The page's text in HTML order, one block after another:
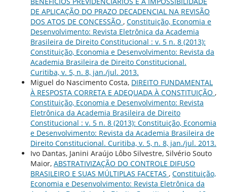
DE APLICAÇÃO DO PRAZO DECADENCIAL NA REVISÃO
DOS ATOS DE CONCESSÃO , Constituição, Economia e
Desenvolvimento: Revista Eletrônica da Academia
Brasileira de Direito Constitucional : v. 5 n. 8 (2013):
Constituição, Economia e Desenvolvimento: Revista da
Academia Brasileira de Direito Constitucional.
Curitiba, v. 5, n. 8, jan./jul. 2013.
Miguel do Nascimento Costa, DIREITO FUNDAMENTAL
À RESPOSTA CORRETA E ADEQUADA À CONSTITUIÇÃO ,
Constituição, Economia e Desenvolvimento: Revista
Eletrônica da Academia Brasileira de Direito
Constitucional : v. 5 n. 8 (2013): Constituição, Economia
e Desenvolvimento: Revista da Academia Brasileira de
Direito Constitucional. Curitiba, v. 5, n. 8, jan./jul. 2013.
Ivo Dantas, Janini Araújo Lôbo Silvestre, Silvério Souto
Maior, ABSTRATIVIZAÇÃO DO CONTROLE DIFUSO
BRASILEIRO E SUAS MÚLTIPLAS FACETAS , Constituição,
Economia e Desenvolvimento: Revista Eletrônica da